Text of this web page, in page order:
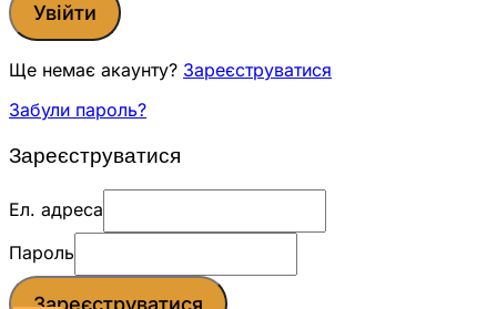
Увійти
Ще немає акаунту? Зареєструватися
Забули пароль?
Зареєструватися
Ел. адреса
Пароль
Зареєструватися